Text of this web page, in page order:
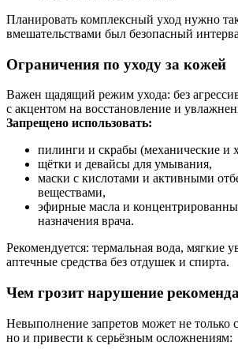
Планировать комплексный уход нужно
вмешательствами был безопасный
Ограничения по уходу за кожей
Важен щадящий режим ухода: без
с акцентом на восстановление и
Запрещено использовать:
пилинги и скрабы (механические и
щётки и девайсы для умывания,
маски с кислотами и активными
веществами,
эфирные масла и
назначения врача.
Рекомендуется: термальная вода, мягкие
аптечные средства без отдушек и спирта.
Чем грозит нарушение
Невыполнение запретов может не только
но и привести к серьёзным осложнениям: